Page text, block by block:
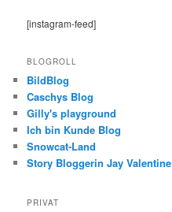
[instagram-feed]
BLOGROLL
BildBlog
Caschys Blog
Gilly's playground
Ich bin Kunde Blog
Snowcat-Land
Story Bloggerin Jay Valentine
PRIVAT